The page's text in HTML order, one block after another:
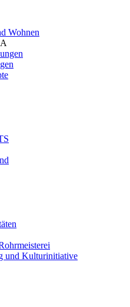
Wohnen
und Kulturinitiative